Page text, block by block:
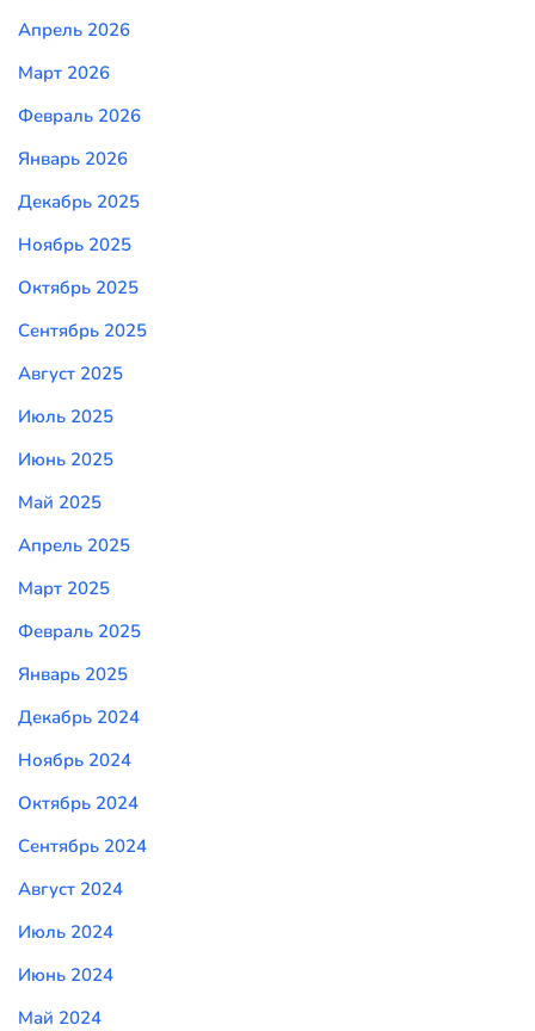
Апрель 2026
Март 2026
Февраль 2026
Январь 2026
Декабрь 2025
Ноябрь 2025
Октябрь 2025
Сентябрь 2025
Август 2025
Июль 2025
Июнь 2025
Май 2025
Апрель 2025
Март 2025
Февраль 2025
Январь 2025
Декабрь 2024
Ноябрь 2024
Октябрь 2024
Сентябрь 2024
Август 2024
Июль 2024
Июнь 2024
Май 2024